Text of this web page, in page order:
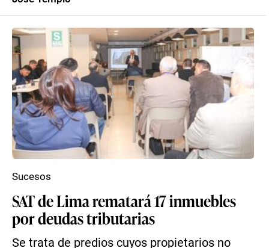
SAT de Lima rematará 17 inmuebles
por deudas tributarias
Se trata de predios cuyos propietarios no
Sucesos